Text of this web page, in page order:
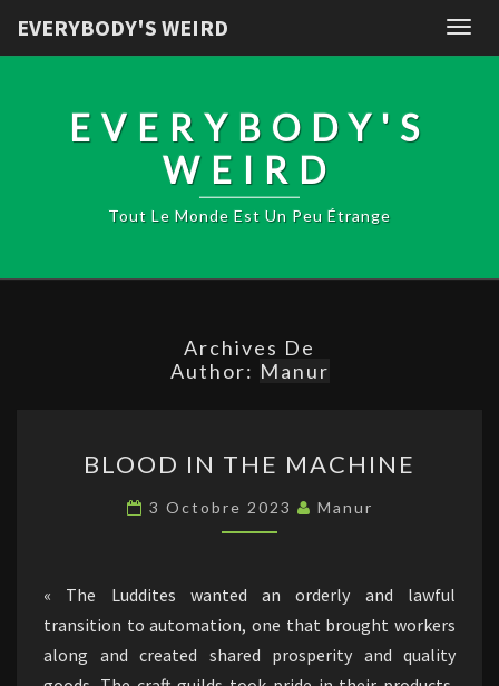
EVERYBODY'S WEIRD
EVERYBODY'S
WEIRD
Tout Le Monde Est Un Peu Étrange
Archives De
Author: Manur
IN
THE
MACHINE
BLOOD IN THE MACHINE
3 Octobre 2023 Manur
« The Luddites wanted an orderly and lawful
transition to automation, one that brought workers
along and created shared prosperity and quality